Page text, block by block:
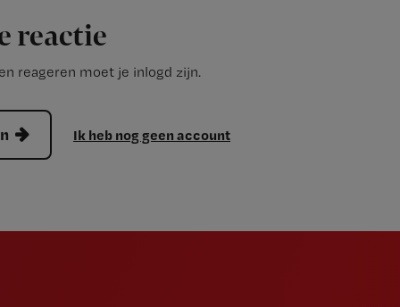
reactie
reageren moet je inlogd zijn.
Ik heb nog geen account